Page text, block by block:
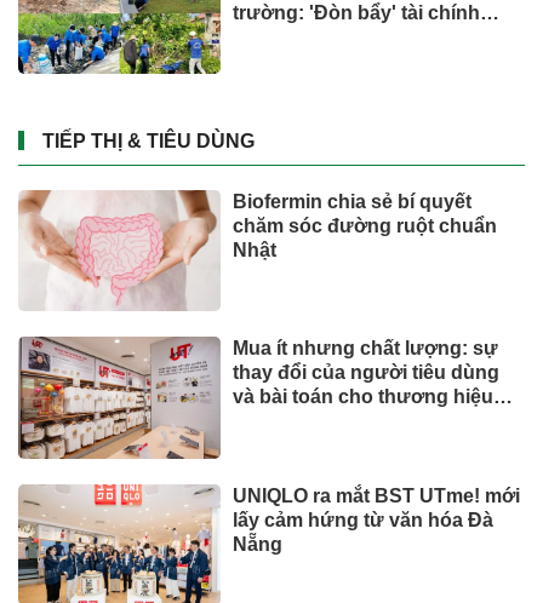
trường: 'Đòn bẩy' tài chính
TIẾP THỊ & TIÊU DÙNG
Biofermin chia sẻ bí quyết
chăm sóc đường ruột chuẩn
Nhật
Mua ít nhưng chất lượng: sự
thay đổi của người tiêu dùng
và bài toán cho thương hiệu
UNIQLO ra mắt BST UTme! mới
lấy cảm hứng từ văn hóa Đà
Nẵng